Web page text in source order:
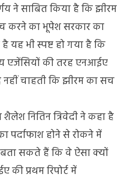
एनआईए
का
दुरुपयोग,
चाहती
झीरम
षडयंत्र
का
पर्दाफ़ाश
होः
कांग्रेस
ने साबित किया हैकि झीरम
करने का भूपेश सरकार का
यह भी स्पष्ट हो गया है कि
एजेंसियों की तरह एनआईए
चाहती कि झीरम का सच
नितिन त्रिवेदी ने कहा है
पर्दाफाश होने से रोकने में
बता सकते हैं कि वे ऐसा क्यों
प्रथम रिपोर्ट में